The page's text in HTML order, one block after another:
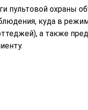
пультовой
куда в
а также